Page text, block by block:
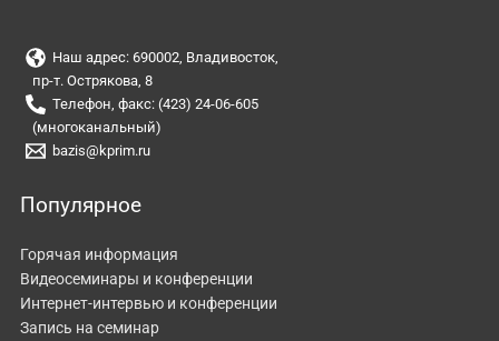
Наш адрес: 690002, Владивосток,
пр-т. Острякова, 8
Телефон, факс: (423) 24-06-605
(многоканальный)
bazis@kprim.ru
Популярное
Горячая информация
Видеосеминары и конференции
Интернет-интервью и конференции
Запись на семинар